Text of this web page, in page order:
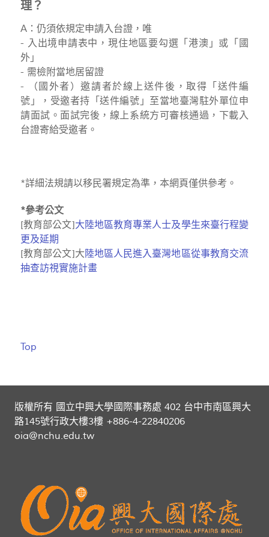
理？
A：仍須依規定申請入台證，唯
- 入出境申請表中，現住地區要勾選「港澳」或「國
外」
- 需檢附當地居留證
- （國外者）邀請者於線上送件後，取得「送件編
號」，受邀者持「送件編號」至當地臺灣駐外單位申
請面試。面試完後，線上系統方可審核通過，下載入
台證寄給受邀者。
*詳細法規請以移民署規定為準，本網頁僅供參考。
*參考公文
[教育部公文]大陸地區教育專業人士及學生來臺行程變
更及延期
[教育部公文]大 陸地區人民進入臺灣地區從事教育交流
抽查訪視實施計畫
Top
版權所有 國立中興大學國際事務處 402 台中市南區興大
路145號行政大樓3樓 +886-4-22840206
oia@nchu.edu.tw